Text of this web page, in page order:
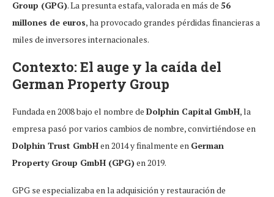
Group (GPG). La presunta estafa, valorada en más de 56
millones de euros, ha provocado grandes pérdidas financieras a
miles de inversores internacionales.
Contexto: El auge y la caída del
German Property Group
Fundada en 2008 bajo el nombre de Dolphin Capital GmbH, la
empresa pasó por varios cambios de nombre, convirtiéndose en
Dolphin Trust GmbHen 2014 y finalmente en German
Property Group GmbH (GPG)en 2019.
GPG se especializaba en la adquisición y restauración de